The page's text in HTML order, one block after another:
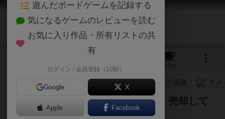
カフェ
集めた豆カードをできるだけ早く、売却して
お金を稼ごう！
遊んだボードゲームを記録する
気になるゲームのレビューを読む
お気に入り作品・所有リストの共
有
ログイン / 会員登録（10秒）
Google X
Apple Facebook